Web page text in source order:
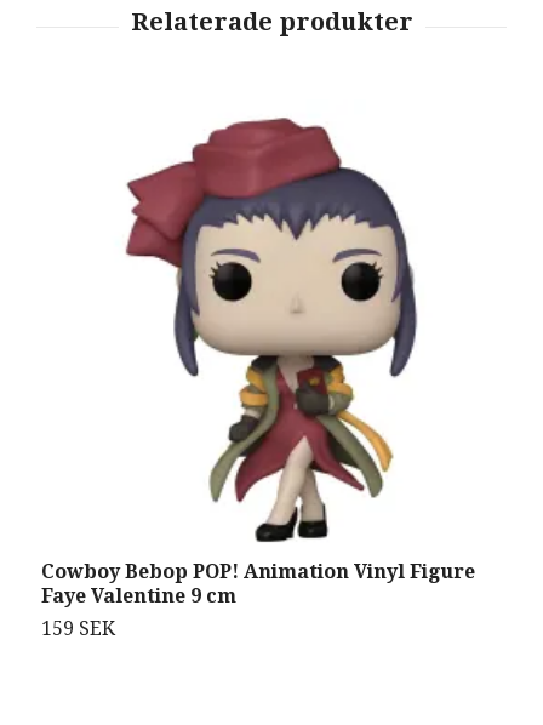
Cowboy Bebop POP! Animation Vinyl Figure
Faye Valentine 9 cm
159 SEK